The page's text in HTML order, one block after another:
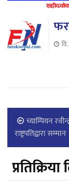
च्याम्पियन
राष्ट्रपतिद्वारा सम्मान